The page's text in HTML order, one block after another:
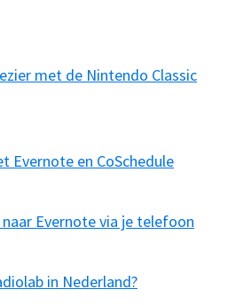
met de Nintendo Classic
Evernote en CoSchedule
Evernote via je telefoon
in Nederland?